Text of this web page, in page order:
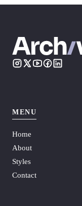
MENU
Home
About
Styles
Contact